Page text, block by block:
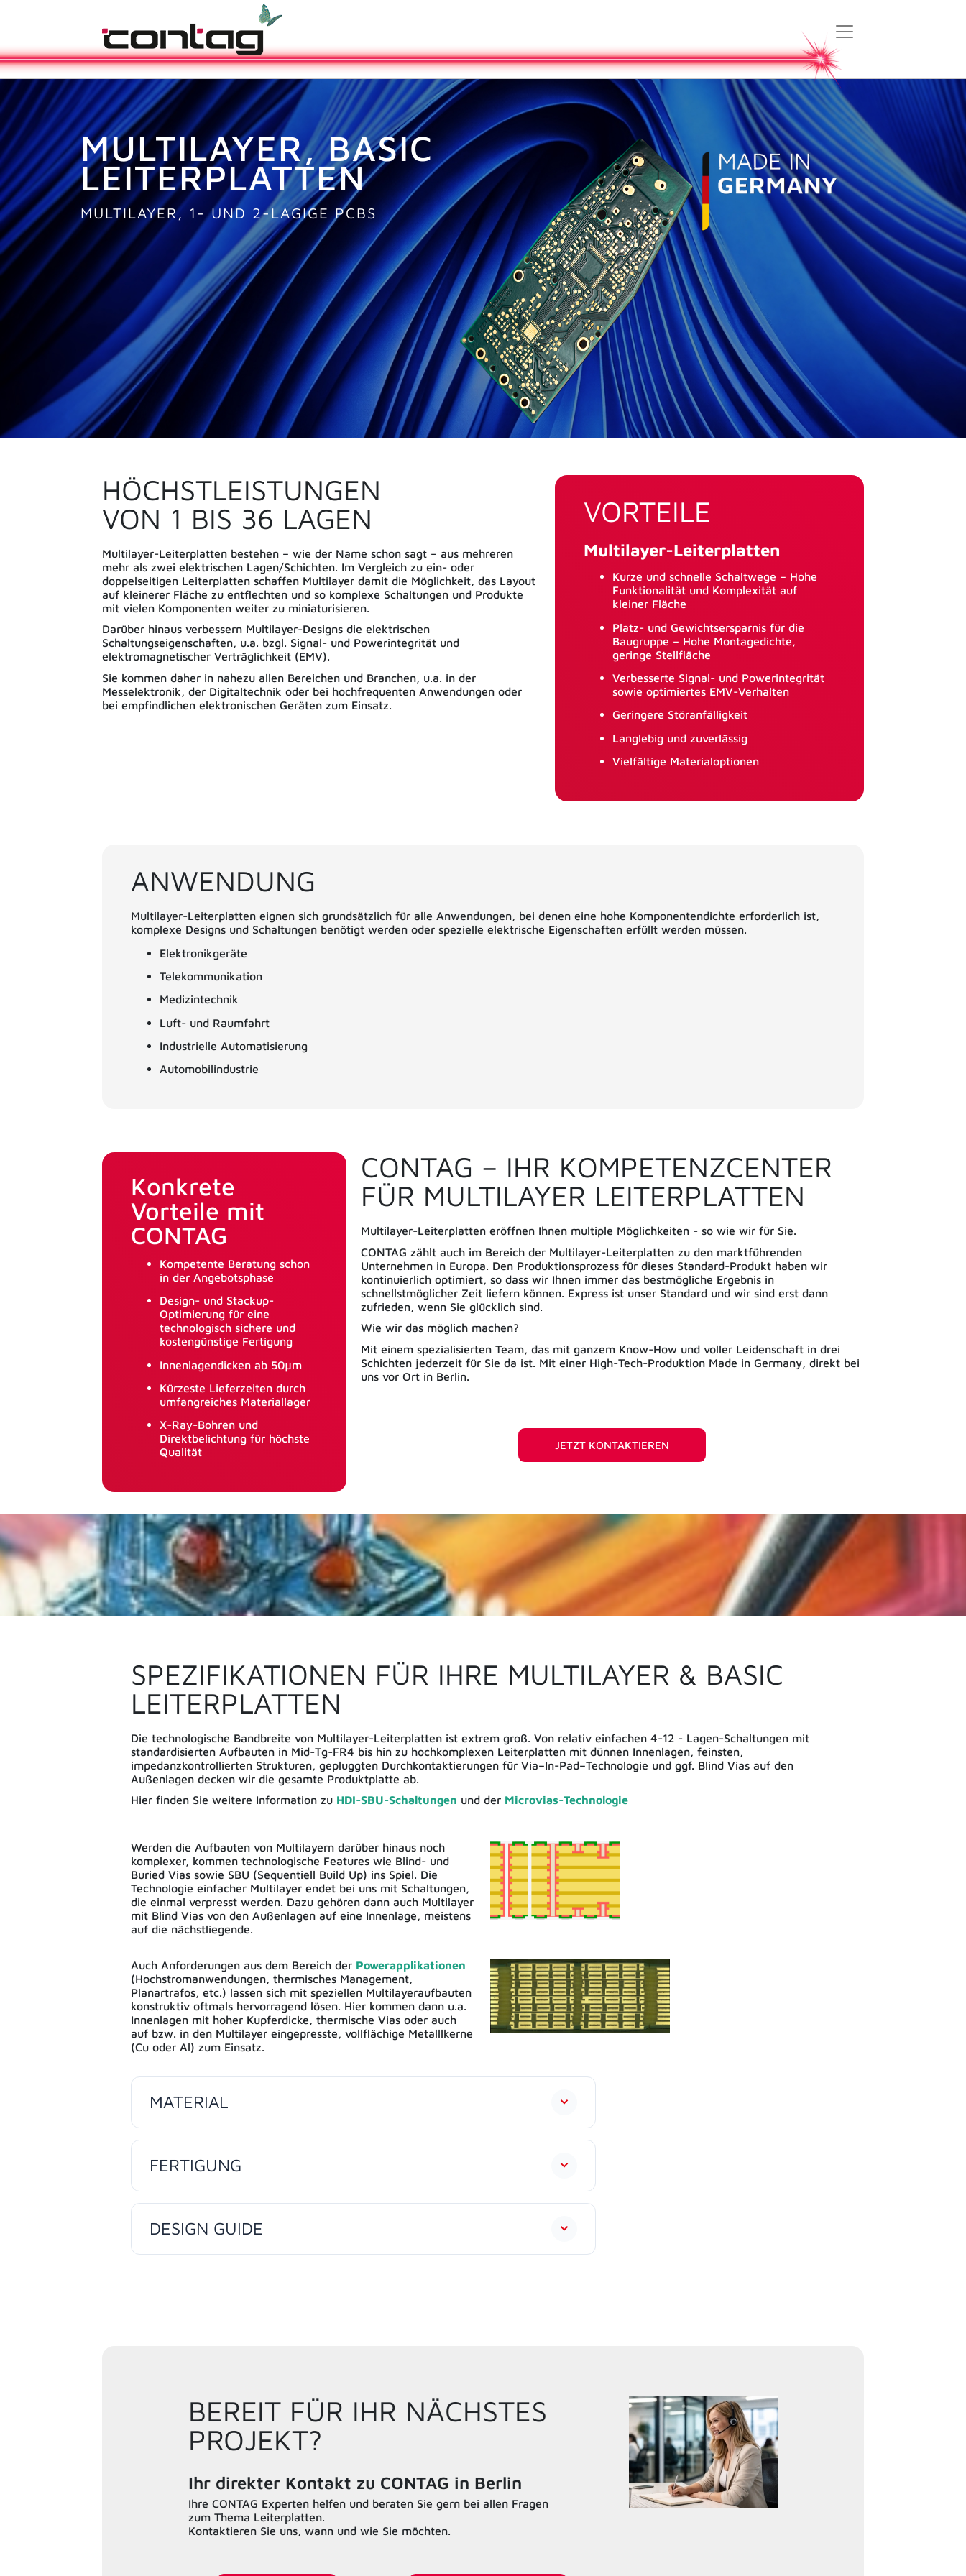
MULTILAYER, BASIC
LEITERPLATTEN
MULTILAYER, 1- UND 2-LAGIGE PCBS
HÖCHSTLEISTUNGEN
VON 1 BIS 36 LAGEN
Multilayer-Leiterplatten bestehen – wie der Name schon sagt – aus mehreren
mehr als zwei elektrischen Lagen/Schichten. Im Vergleich zu ein- oder
doppelseitigen Leiterplatten schaffen Multilayer damit die Möglichkeit, das Layout
auf kleinerer Fläche zu entflechten und so komplexe Schaltungen und Produkte
mit vielen Komponenten weiter zu miniaturisieren.
Darüber hinaus verbessern Multilayer-Designs die elektrischen
Schaltungseigenschaften, u.a. bzgl. Signal- und Powerintegrität und
elektromagnetischer Verträglichkeit (EMV).
Sie kommen daher in nahezu allen Bereichen und Branchen, u.a. in der
Messelektronik, der Digitaltechnik oder bei hochfrequenten Anwendungen oder
bei empfindlichen elektronischen Geräten zum Einsatz.
VORTEILE
Multilayer-Leiterplatten
Kurze und schnelle Schaltwege – Hohe
Funktionalität und Komplexität auf
kleiner Fläche
Platz- und Gewichtsersparnis für die
Baugruppe – Hohe Montagedichte,
geringe Stellfläche
Verbesserte Signal- und Powerintegrität
sowie optimiertes EMV-Verhalten
Geringere Störanfälligkeit
Langlebig und zuverlässig
Vielfältige Materialoptionen
ANWENDUNG
Multilayer-Leiterplatten eignen sich grundsätzlich für alle Anwendungen, bei denen eine hohe Komponentendichte erforderlich ist,
komplexe Designs und Schaltungen benötigt werden oder spezielle elektrische Eigenschaften erfüllt werden müssen.
Elektronikgeräte
Telekommunikation
Medizintechnik
Luft- und Raumfahrt
Industrielle Automatisierung
Automobilindustrie
Konkrete
Vorteile mit
CONTAG
Kompetente Beratung schon
in der Angebotsphase
Design- und Stackup-
Optimierung für eine
technologisch sichere und
kostengünstige Fertigung
Innenlagendicken ab 50µm
Kürzeste Lieferzeiten durch
umfangreiches Materiallager
X-Ray-Bohren und
Direktbelichtung für höchste
Qualität
CONTAG – IHR KOMPETENZCENTER
FÜR MULTILAYER LEITERPLATTEN
Multilayer-Leiterplatten eröffnen Ihnen multiple Möglichkeiten - so wie wir für Sie.
CONTAG zählt auch im Bereich der Multilayer-Leiterplatten zu den marktführenden
Unternehmen in Europa. Den Produktionsprozess für dieses Standard-Produkt haben wir
kontinuierlich optimiert, so dass wir Ihnen immer das bestmögliche Ergebnis in
schnellstmöglicher Zeit liefern können. Express ist unser Standard und wir sind erst dann
zufrieden, wenn Sie glücklich sind.
Wie wir das möglich machen?
Mit einem spezialisierten Team, das mit ganzem Know-How und voller Leidenschaft in drei
Schichten jederzeit für Sie da ist. Mit einer High-Tech-Produktion Made in Germany, direkt bei
uns vor Ort in Berlin.
JETZT KONTAKTIEREN
SPEZIFIKATIONEN FÜR IHRE MULTILAYER & BASIC
LEITERPLATTEN
Die technologische Bandbreite von Multilayer-Leiterplatten ist extrem groß. Von relativ einfachen 4-12 - Lagen-Schaltungen mit
standardisierten Aufbauten in Mid-Tg-FR4 bis hin zu hochkomplexen Leiterplatten mit dünnen Innenlagen, feinsten,
impedanzkontrollierten Strukturen, gepluggten Durchkontaktierungen für Via–In-Pad–Technologie und ggf. Blind Vias auf den
Außenlagen decken wir die gesamte Produktplatte ab.
Hier finden Sie weitere Information zu HDI-SBU-Schaltungen und der Microvias-Technologie
Werden die Aufbauten von Multilayern darüber hinaus noch
komplexer, kommen technologische Features wie Blind- und
Buried Vias sowie SBU (Sequentiell Build Up) ins Spiel. Die
Technologie einfacher Multilayer endet bei uns mit Schaltungen,
die einmal verpresst werden. Dazu gehören dann auch Multilayer
mit Blind Vias von den Außenlagen auf eine Innenlage, meistens
auf die nächstliegende.
Auch Anforderungen aus dem Bereich der Powerapplikationen
(Hochstromanwendungen, thermisches Management,
Planartrafos, etc.) lassen sich mit speziellen Multilayeraufbauten
konstruktiv oftmals hervorragend lösen. Hier kommen dann u.a.
Innenlagen mit hoher Kupferdicke, thermische Vias oder auch
auf bzw. in den Multilayer eingepresste, vollflächige Metalllkerne
(Cu oder Al) zum Einsatz.
MATERIAL
FERTIGUNG
DESIGN GUIDE
BEREIT FÜR IHR NÄCHSTES
PROJEKT?
Ihr direkter Kontakt zu CONTAG in Berlin
Ihre CONTAG Experten helfen und beraten Sie gern bei allen Fragen
zum Thema Leiterplatten.
Kontaktieren Sie uns, wann und wie Sie möchten.